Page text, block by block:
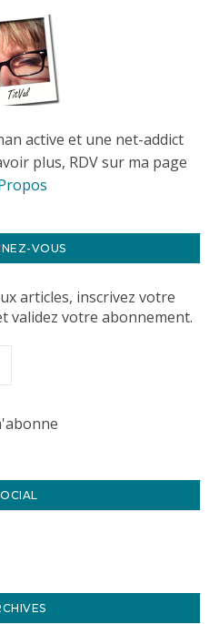
active et une net-addict
plus, RDV sur ma page
VOUS
articles, inscrivez votre
validez votre abonnement.
sur Facebook
sur Twitter
titval35 sur Instagram